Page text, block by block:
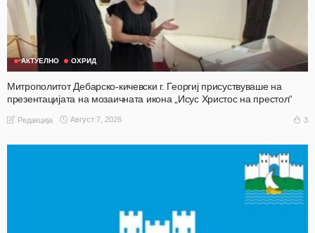
АКТУЕЛНО ОХРИД
Митрополитот Дебарско-кичевски г. Георгиј присуствуваше на
презентацијата на мозаичната икона „Исус Христос на престол“
Редакција Август 7, 2026 3